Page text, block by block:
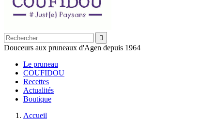

Douceurs aux pruneaux d'Agen depuis 1964
Le pruneau
COUFIDOU
Recettes
Actualités
Boutique
Accueil